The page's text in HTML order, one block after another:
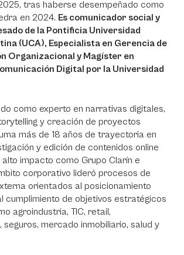
tras haberse desempeñado como
en 2024. Es comunicador social y
de la Pontificia Universidad
(UCA), Especialista en Gerencia de
Organizacional y Magíster en
Digital por la Universidad
como experto en narrativas digitales,
y creación de proyectos
más de 18 años de trayectoria en
y edición de contenidos online
impacto como Grupo Clarín e
corporativo lideró procesos de
orientados al posicionamiento
cumplimiento de objetivos estratégicos
agroindustria, TIC, retail,
seguros, mercado inmobiliario, salud y